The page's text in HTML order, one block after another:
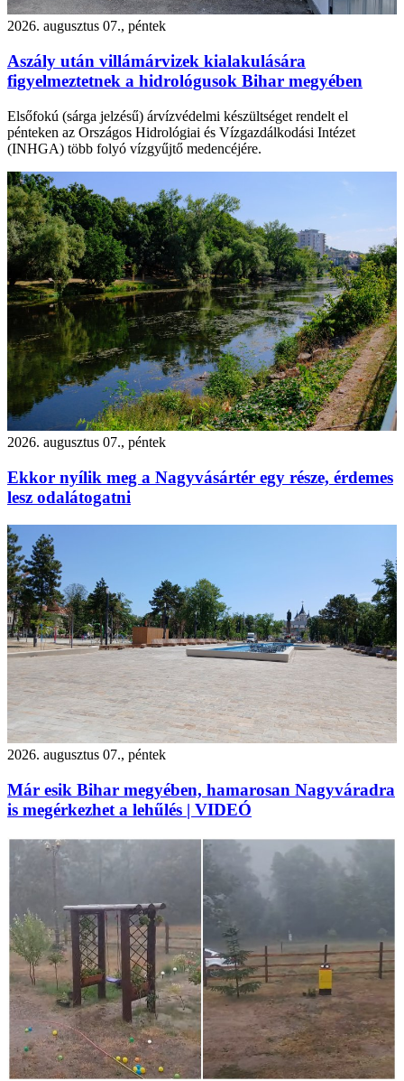
2026. augusztus 07., péntek
Aszály után villámárvizek kialakulására
figyelmeztetnek a hidrológusok Bihar megyében
Elsőfokú (sárga jelzésű) árvízvédelmi készültséget rendelt el
pénteken az Országos Hidrológiai és Vízgazdálkodási Intézet
(INHGA) több folyó vízgyűjtő medencéjére.
2026. augusztus 07., péntek
Ekkor nyílik meg a Nagyvásártér egy része, érdemes
lesz odalátogatni
2026. augusztus 07., péntek
Már esik Bihar megyében, hamarosan Nagyváradra
is megérkezhet a lehűlés | VIDEÓ